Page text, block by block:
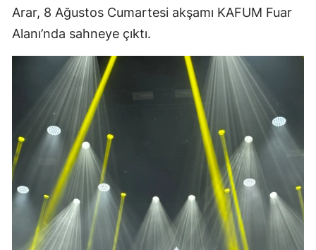
Arar, 8 Ağustos Cumartesi akşamı KAFUM Fuar
Alanı’nda sahneye çıktı.